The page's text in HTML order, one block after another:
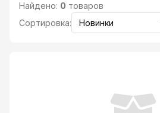
Найдено: 0 товаров
Сортировка: